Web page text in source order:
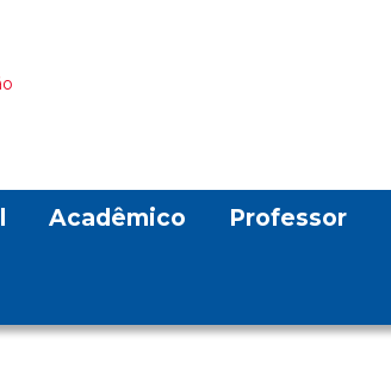
Acadêmico Professor